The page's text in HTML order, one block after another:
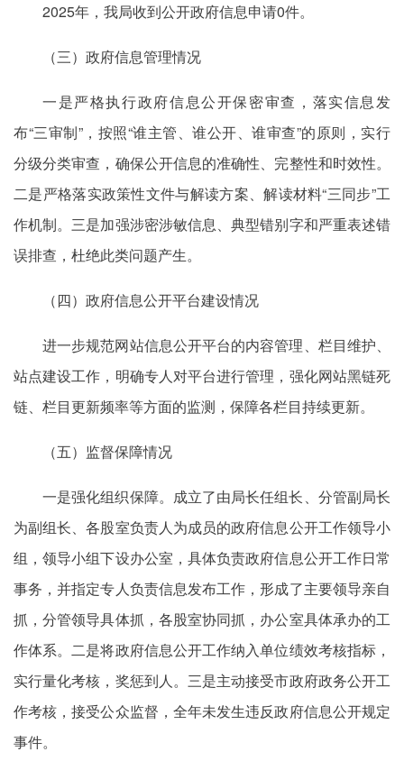
2025年，我局收到公开政府信息申请0件。
（三）政府信息管理情况
一是严格执行政府信息公开保密审查，落实信息发
布“三审制”，按照“谁主管、谁公开、谁审查”的原则，实行
分级分类审查，确保公开信息的准确性、完整性和时效性。
二是严格落实政策性文件与解读方案、解读材料“三同步”工
作机制。三是加强涉密涉敏信息、典型错别字和严重表述错
误排查，杜绝此类问题产生。
（四）政府信息公开平台建设情况
进一步规范网站信息公开平台的内容管理、栏目维护、
站点建设工作，明确专人对平台进行管理，强化网站黑链死
链、栏目更新频率等方面的监测，保障各栏目持续更新。
（五）监督保障情况
一是强化组织保障。成立了由局长任组长、分管副局长
为副组长、各股室负责人为成员的政府信息公开工作领导小
组，领导小组下设办公室，具体负责政府信息公开工作日常
事务，并指定专人负责信息发布工作，形成了主要领导亲自
抓，分管领导具体抓，各股室协同抓，办公室具体承办的工
作体系。二是将政府信息公开工作纳入单位绩效考核指标，
实行量化考核，奖惩到人。三是主动接受市政府政务公开工
作考核，接受公众监督，全年未发生违反政府信息公开规定
事件。